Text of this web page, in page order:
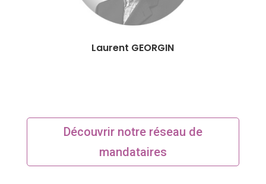
Laurent GEORGIN
Découvrir notre réseau de
mandataires